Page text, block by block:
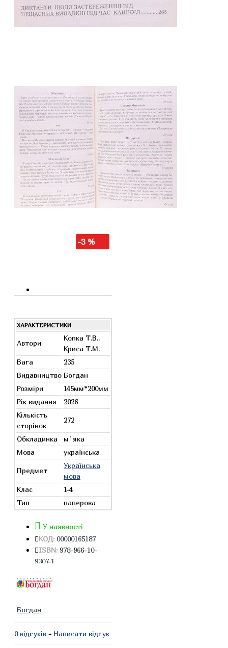
-3 %
ХАРАКТЕРИСТИКИ
Автори
Копка Т.В.,
Криса Т.М.
Вага
235
Видавництво Богдан
Розміри
145мм*200мм
Рік видання
2026
Кількість
сторінок
272
Обкладинка
м`яка
Мова
українська
Предмет
Українська
мова
Клас
1-4
Тип
паперова
У наявності
КОД: 00000165187
ISBN: 978-966-10-
9307-1
Богдан
0 відгуків - Написати відгук